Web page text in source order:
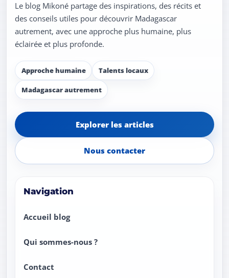
Le blog Mikoné partage des inspirations, des récits et
des conseils utiles pour découvrir Madagascar
autrement, avec une approche plus humaine, plus
éclairée et plus profonde.
Approche humaine Talents locaux
Madagascar autrement
Explorer les articles
Nous contacter
Navigation
Accueil blog
Qui sommes-nous ?
Contact